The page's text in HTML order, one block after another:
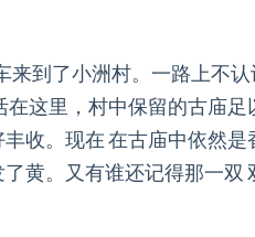
来到了小洲村。一路上不
在这里，村中保留的古庙
收。现在 在古庙中依然
黄。又有谁还记得那一双